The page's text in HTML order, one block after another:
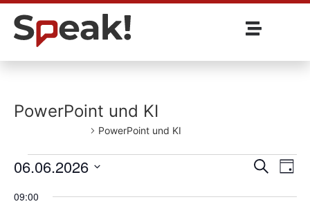
PowerPoint und KI
PowerPoint und KI
SucheTag
06.06.2026
Sie
das
09:00